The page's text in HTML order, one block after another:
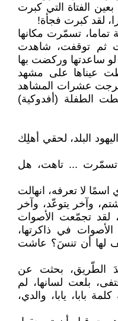
الفتاة التي كبرت
لقد كبرت فجأة!
تماما، تسمّرت مكانها
ثم توقفت، شاهدت
ساعدتها وركضت بها
عيناها على مشهد
عشرات المشاهد
الطفلة (أفدوكية)
البلد، لحقي أهلِك
... تاهت، هل
لا تعرفه، انهالت
وآخر يتوعّد، وآخر
لقد تجمّعت الأصوات
في ذاكرتها،
لها أن تنسَ؟ عاشت
الطّريق، بحثت عن
بلعت لسانها، لم
بابا، يابا، والدي،